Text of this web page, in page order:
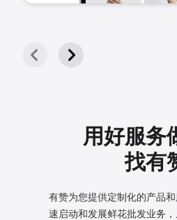
用好服务
找有
有赞为您提供定制化的产品
速启动和发展鲜花批发业务